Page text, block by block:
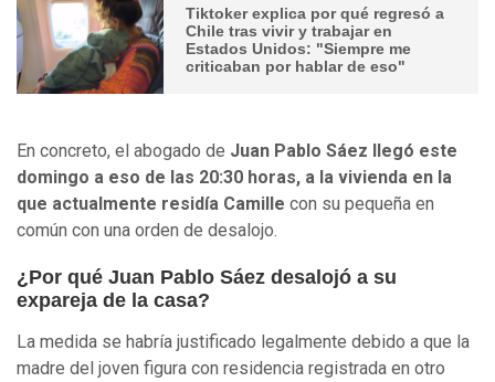
Tiktoker explica por qué regresó a
Chile tras vivir y trabajar en
Estados Unidos: "Siempre me
criticaban por hablar de eso"
En concreto, el abogado de Juan Pablo Sáez llegó este
domingo a eso de las 20:30 horas, a la vivienda en la
que actualmente residía Camille con su pequeña en
común con una orden de desalojo.
¿Por qué Juan Pablo Sáez desalojó a su
expareja de la casa?
La medida se habría justificado legalmente debido a que la
madre del joven figura con residencia registrada en otro